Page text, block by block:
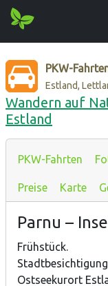
PKW-
Estland,
Wandern auf
Estland
PKW-Fahrten
Preise Karte
Parnu –
Frühstück.
Ostseekurort